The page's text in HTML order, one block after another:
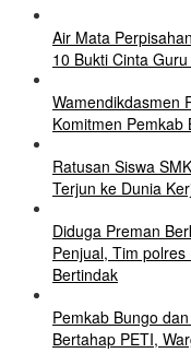
Air Mata
10 Bukti Cinta
Wamendikdasmen
Komitmen Pemkab
Ratusan Siswa
Terjun ke Dunia
Diduga Preman
Penjual, Tim
Bertindak
Pemkab Bungo
Bertahap PETI,